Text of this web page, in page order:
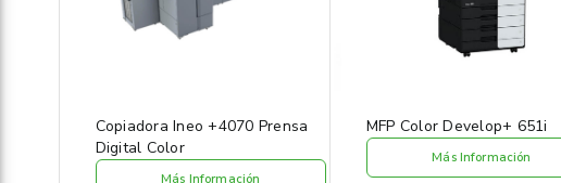
Copiadora Ineo +4070 Prensa
Digital Color
Más Información
MFP Color Develop+ 651i
Más Información